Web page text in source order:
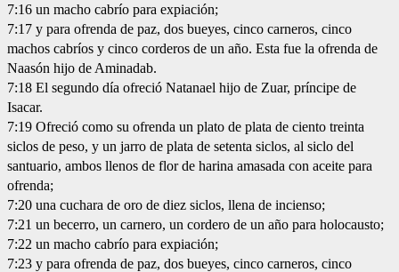
7:16 un macho cabrío para expiación;
7:17 y para ofrenda de paz, dos bueyes, cinco carneros, cinco
machos cabríos y cinco corderos de un año. Esta fue la ofrenda de
Naasón hijo de Aminadab.
7:18 El segundo día ofreció Natanael hijo de Zuar, príncipe de
Isacar.
7:19 Ofreció como su ofrenda un plato de plata de ciento treinta
siclos de peso, y un jarro de plata de setenta siclos, al siclo del
santuario, ambos llenos de flor de harina amasada con aceite para
ofrenda;
7:20 una cuchara de oro de diez siclos, llena de incienso;
7:21 un becerro, un carnero, un cordero de un año para holocausto;
7:22 un macho cabrío para expiación;
7:23 y para ofrenda de paz, dos bueyes, cinco carneros, cinco